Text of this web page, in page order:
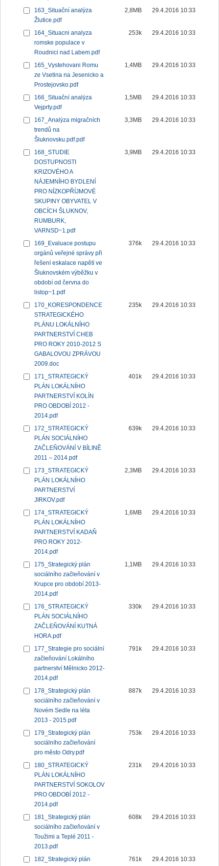
163_Situační analýza
Žlutice.pdf
2,8MB 29.4.2016 10:33
164_Situacni analyza
romske populace v
Roudnici nad Labem.pdf
253k 29.4.2016 10:33
165_Vystehovani Romu
ze Vsetina na Jesenicko a
Prostejovsko.pdf
1,4MB 29.4.2016 10:33
166_Situační analýza
Vejprty.pdf
1,5MB 29.4.2016 10:33
167_Analýza migračních
trendů na
Šluknovsku.pdf.pdf
3,3MB 29.4.2016 10:33
168_STUDIE
DOSTUPNOSTI
KRIZOVÉHO A
NÁJEMNÍHO BYDLENÍ
PRO NÍZKOPŘÍJMOVÉ
SKUPINY OBYVATEL V
OBCÍCH ŠLUKNOV,
RUMBURK,
VARNSD~1.pdf
3,9MB 29.4.2016 10:33
169_Evaluace postupu
orgánů veřejné správy při
řešení eskalace napětí ve
Šluknovském výběžku v
období od června do
listop~1.pdf
376k 29.4.2016 10:33
170_KORESPONDENCE
STRATEGICKÉHO
PLÁNU LOKÁLNÍHO
PARTNERSTVÍ CHEB
PRO ROKY 2010-2012 S
GABALOVOU ZPRÁVOU
2009.doc
235k 29.4.2016 10:33
171_STRATEGICKÝ
PLÁN LOKÁLNÍHO
PARTNERSTVÍ KOLÍN
PRO OBDOBÍ 2012 -
2014.pdf
401k 29.4.2016 10:33
172_STRATEGICKÝ
PLÁN SOCIÁLNÍHO
ZAČLEŇOVÁNÍ V BÍLINĚ
2011 – 2014.pdf
639k 29.4.2016 10:33
173_STRATEGICKÝ
PLÁN LOKÁLNÍHO
PARTNERSTVÍ
JIRKOV.pdf
2,3MB 29.4.2016 10:33
174_STRATEGICKÝ
PLÁN LOKÁLNÍHO
PARTNERSTVÍ KADAŇ
PRO ROKY 2012-
2014.pdf
1,6MB 29.4.2016 10:33
175_Strategický plán
sociálního začleňování v
Krupce pro období 2013-
2014.pdf
1,1MB 29.4.2016 10:33
176_STRATEGICKÝ
PLÁN SOCIÁLNÍHO
ZAČLEŇOVÁNÍ KUTNÁ
HORA.pdf
330k 29.4.2016 10:33
177_Strategie pro sociální
začleňování Lokálního
partnerství Mělnicko 2012-
2014.pdf
791k 29.4.2016 10:33
178_Strategický plán
sociálního začleňování v
Novém Sedle na léta
2013 - 2015.pdf
887k 29.4.2016 10:33
179_Strategický plán
sociálního začleňování
pro město Odry.pdf
753k 29.4.2016 10:33
180_STRATEGICKÝ
PLÁN LOKÁLNÍHO
PARTNERSTVÍ SOKOLOV
PRO OBDOBÍ 2012 -
2014.pdf
231k 29.4.2016 10:33
181_Strategický plán
sociálního začleňování v
Toužimi a Teplé 2011 -
2013.pdf
608k 29.4.2016 10:33
182_Strategický plán
761k 29.4.2016 10:33